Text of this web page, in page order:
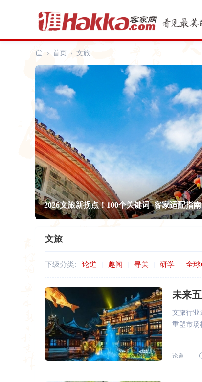
客
› 首页 › 文旅
2026文旅新拐点！100个关键词+客家适配指
文旅
下级分类: 论道 趣闻 寻美 研学 全球
未来
文旅行业
重塑市场
论道